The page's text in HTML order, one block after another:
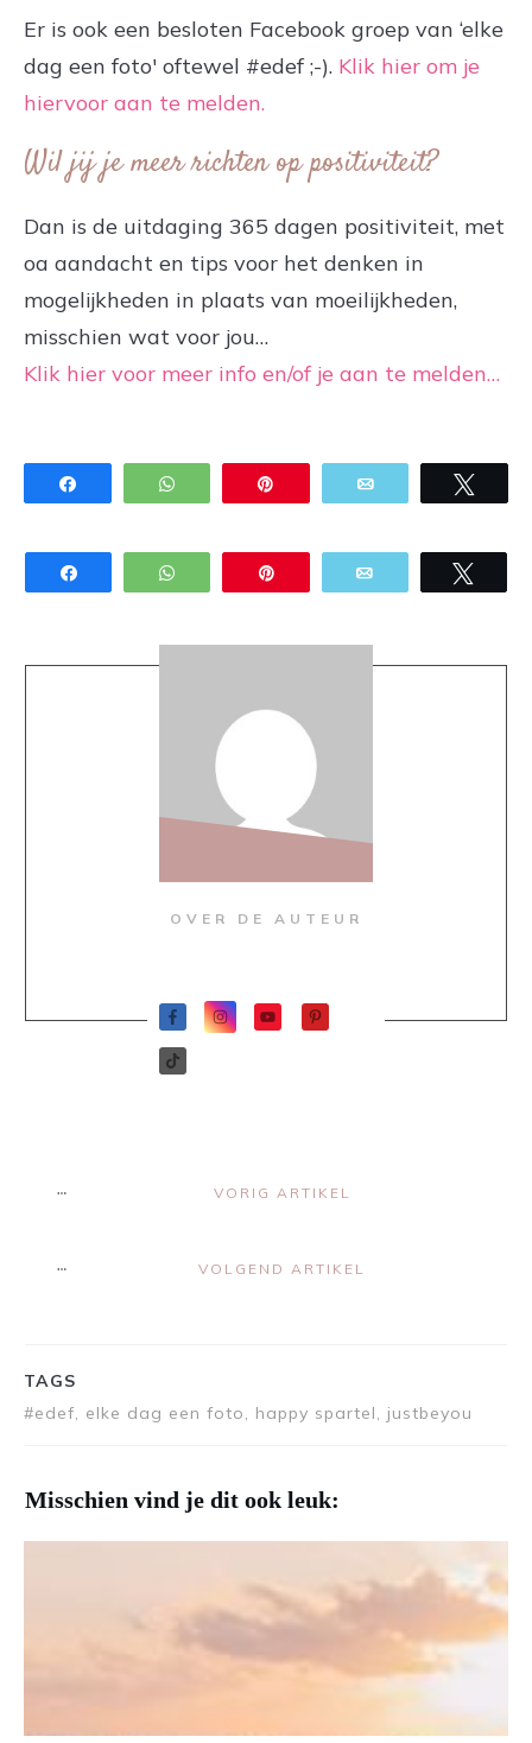
Er is ook een besloten Facebook groep van ‘elke
dag een foto' oftewel #edef ;-). Klik hier om je
hiervoor aan te melden.
Wil jij je meer richten op positiviteit?
Dan is de uitdaging 365 dagen positiviteit, met
oa aandacht en tips voor het denken in
mogelijkheden in plaats van moeilijkheden,
misschien wat voor jou…
Klik hier voor meer info en/of je aan te melden…
WhatsApp
WhatsApp
OVER DE AUTEUR
VORIG ARTIKEL
VOLGEND ARTIKEL
TAGS
#edef, elke dag een foto, happy spartel, justbeyou
Misschien vind je dit ook leuk: